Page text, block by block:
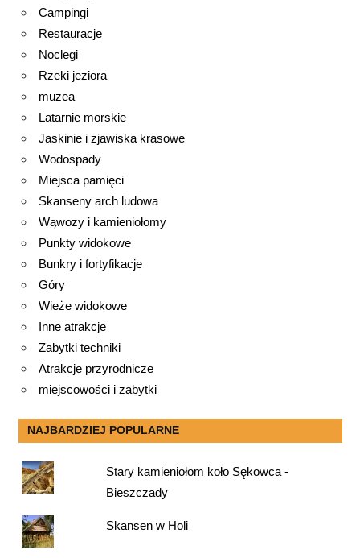
Campingi
Restauracje
Noclegi
Rzeki jeziora
muzea
Latarnie morskie
Jaskinie i zjawiska krasowe
Wodospady
Miejsca pamięci
Skanseny arch ludowa
Wąwozy i kamieniołomy
Punkty widokowe
Bunkry i fortyfikacje
Góry
Wieże widokowe
Inne atrakcje
Zabytki techniki
Atrakcje przyrodnicze
miejscowości i zabytki
NAJBARDZIEJ POPULARNE
Stary kamieniołom koło Sękowca -
Bieszczady
Skansen w Holi